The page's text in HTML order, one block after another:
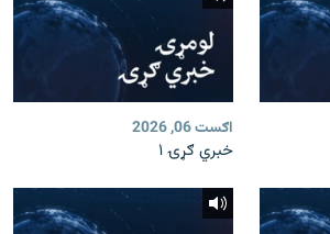
اګست 06, 2026
خبري ګړۍ ۱